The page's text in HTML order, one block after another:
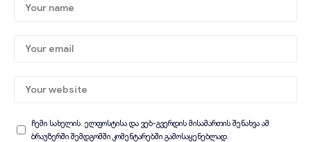
ჩემი სახელის. ელფოსტისა და ვებ-გვერდის მისამართის შენახვა ამ
ბრაუზერში შემდგომში კომენტარებში გამოსაყენებლად.